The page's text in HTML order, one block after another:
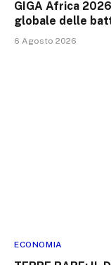
GIGA Africa
globale delle
6 Agosto 2026
ECONOMIA